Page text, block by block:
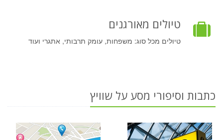
טיולים מאורגנים
טיולים מכל סוג: משפחות, עומק תרבותי, אתגרי ועוד
כתבות וסיפורי מסע על שוויץ